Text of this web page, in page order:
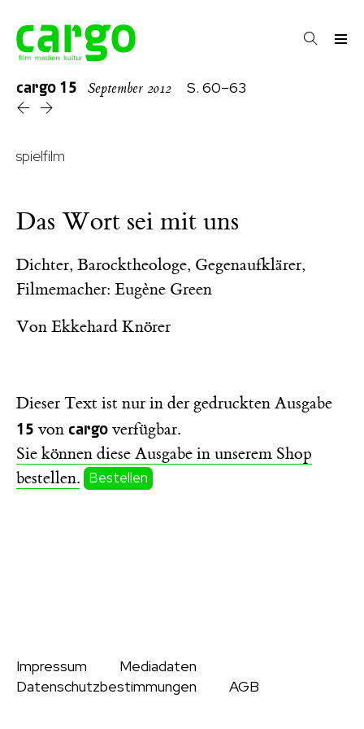
cargo 15 September 2012 S. 60–63
spielfilm
Das Wort sei mit uns
Dichter, Barocktheologe, Gegenaufklärer,
Filmemacher: Eugène Green
Von Ekkehard Knörer
Dieser Text ist nur in der gedruckten Ausgabe
15 von cargo verfügbar.
Sie können diese Ausgabe in unserem Shop
bestellen. Bestellen
Impressum
Mediadaten
Datenschutzbestimmungen
AGB